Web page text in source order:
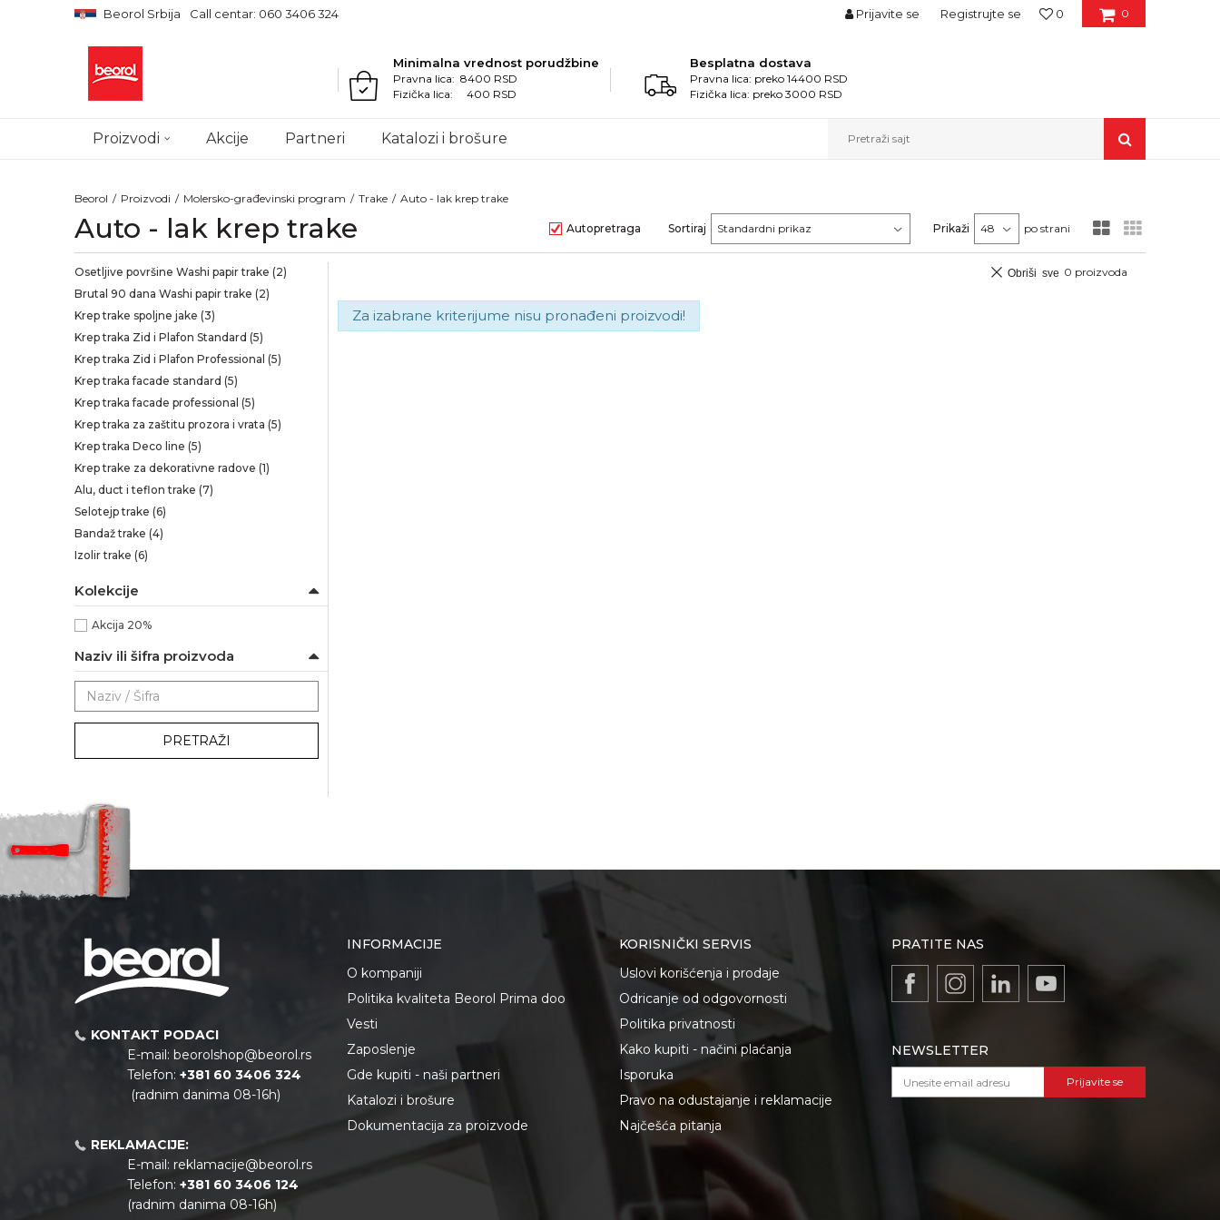
Beorol Srbija Call centar: 060 3406 324 0
0
Prijavite se Registrujte se
Minimalna vrednost porudžbine
Pravna lica: 8400 RSD
Fizička lica: 400 RSD
Besplatna dostava
Pravna lica: preko 14400 RSD
Fizička lica: preko 3000 RSD
Proizvodi Akcije Partneri Katalozi i brošure Pretraži sajt
Beorol Proizvodi Molersko-građevinski program Trake Auto - lak krep trake
Auto - lak krep trake Autopretraga Sortiraj Prikaži po strani
Osetljive površine Washi papir trake (2)
Brutal 90 dana Washi papir trake (2)
Krep trake spoljne jake (3)
Krep traka Zid i Plafon Standard (5)
Krep traka Zid i Plafon Professional (5)
Krep traka facade standard (5)
Krep traka facade professional (5)
Krep traka za zaštitu prozora i vrata (5)
Krep traka Deco line (5)
Krep trake za dekorativne radove (1)
Alu, duct i teflon trake (7)
Selotejp trake (6)
Bandaž trake (4)
Izolir trake (6)
Kolekcije
Akcija 20%
Naziv ili šifra proizvoda
PRETRAŽI
0 proizvoda
Obriši sve
Za izabrane kriterijume nisu pronađeni proizvodi!
KONTAKT PODACI
E-mail: beorolshop@beorol.rs
Telefon: +381 60 3406 324
(radnim danima 08-16h)
REKLAMACIJE:
E-mail: reklamacije@beorol.rs
Telefon: +381 60 3406 124
(radnim danima 08-16h)
INFORMACIJE
O kompaniji
Politika kvaliteta Beorol Prima doo
Vesti
Zaposlenje
Gde kupiti - naši partneri
Katalozi i brošure
Dokumentacija za proizvode
KORISNIČKI SERVIS
Uslovi korišćenja i prodaje
Odricanje od odgovornosti
Politika privatnosti
Kako kupiti - načini plaćanja
Isporuka
Pravo na odustajanje i reklamacije
Najčešća pitanja
PRATITE NAS
NEWSLETTER
Prijavite se